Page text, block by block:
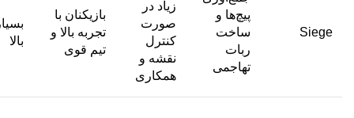
Siege
پیچ‌ها و
ساخت
ربات
تهاجمی
زیاد در
صورت
کنترل
نقشه و
همکاری
بازیکنان با
تجربه بالا و
تیم قوی
بالا